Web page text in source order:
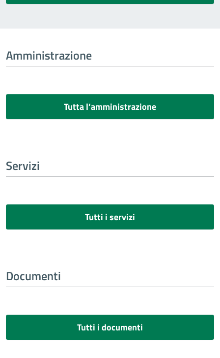
Amministrazione
Tutta l’amministrazione
Servizi
Tutti i servizi
Documenti
Tutti i documenti